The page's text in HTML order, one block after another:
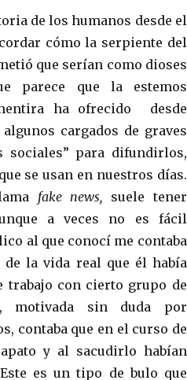
de los humanos desde el
cómo la serpiente del
que serían como dioses
parece que la estemos
ha ofrecido desde
cargados de graves
sociales” para difundirlos,
se usan en nuestros días.
fake news, suele tener
a veces no es fácil
al que conocí me contaba
de la vida real que él había
trabajo con cierto grupo de
motivada sin duda por
contaba que en el curso de
y al sacudirlo habían
es un tipo de bulo que